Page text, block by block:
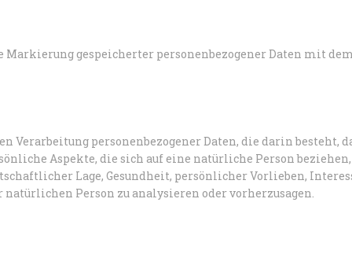
gespeicherter personenbezogener Daten mit
personenbezogener Daten, die darin besteht,
Aspekte, die sich auf eine natürliche Person
Lage, Gesundheit, persönlicher Vorlieben,
Person zu analysieren oder vorherzusagen.